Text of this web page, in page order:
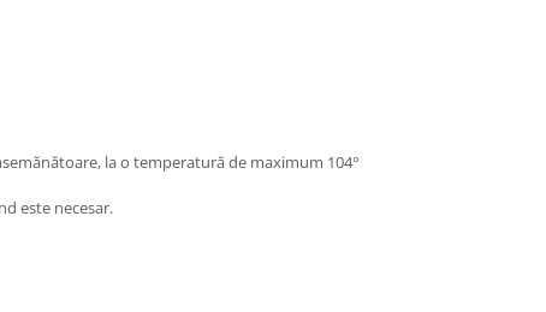
la o temperatură de maximum 104°
este necesar.